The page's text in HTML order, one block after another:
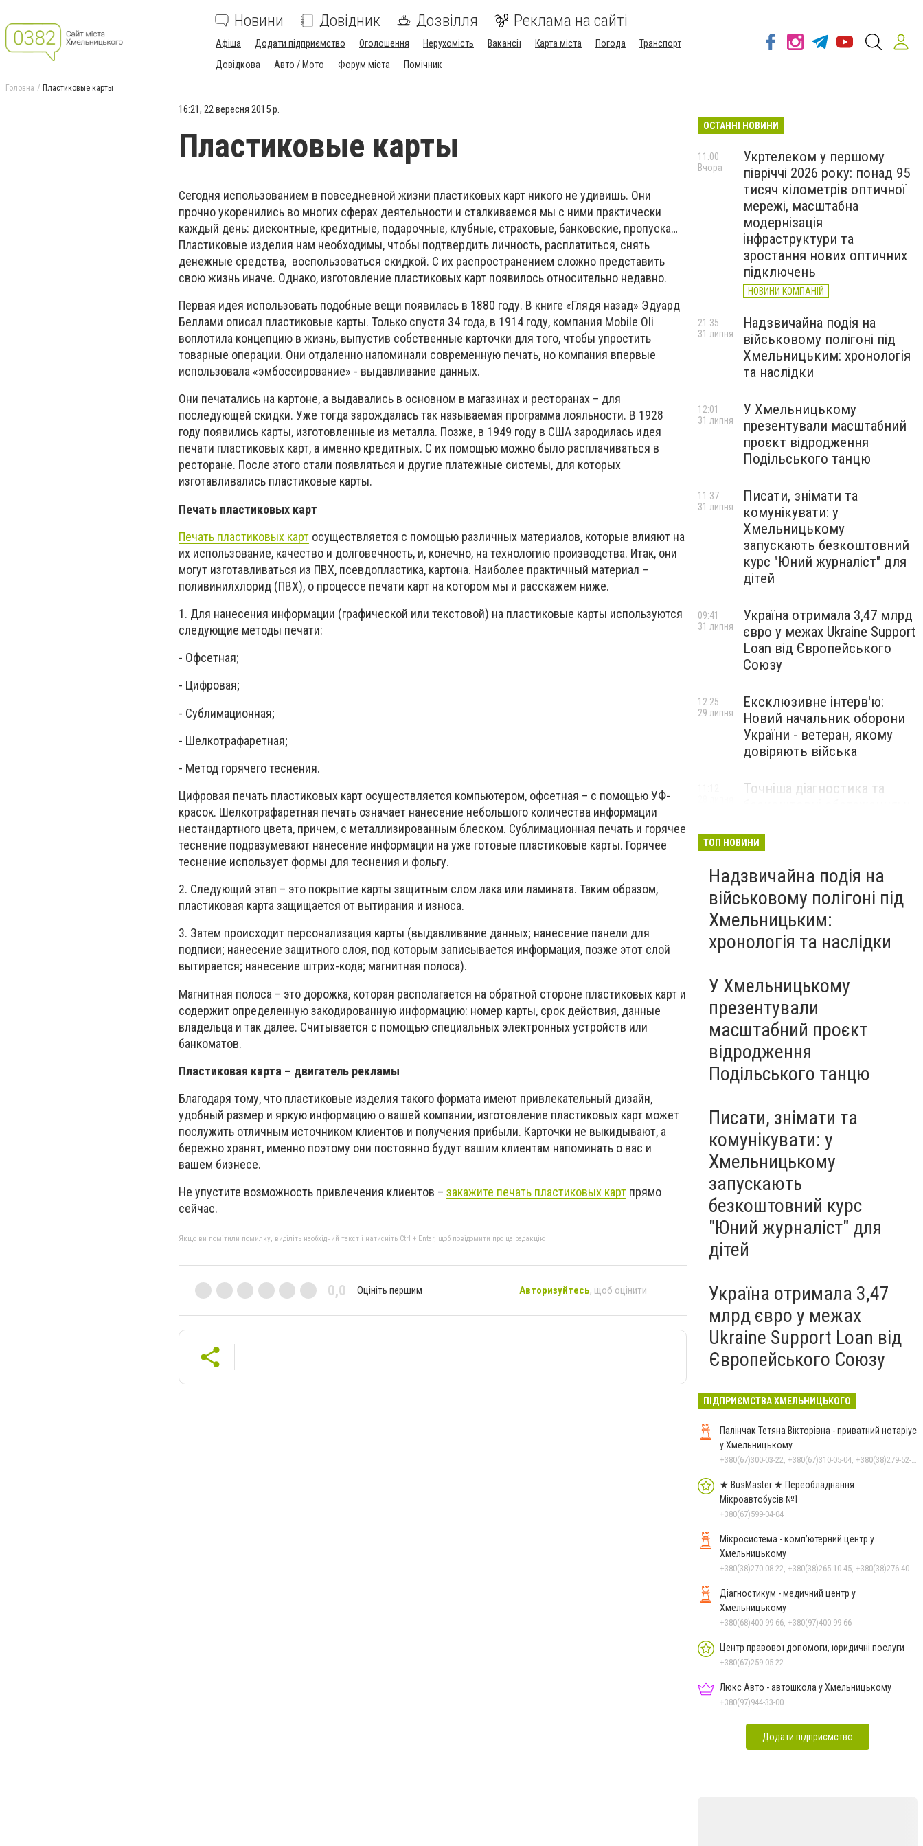
Новини Довідник Дозвілля Реклама на сайті
Афіша Додати підприємство Оголошення Нерухомість Вакансії Карта міста Погода
Транспорт
Довідкова
Авто / Мото Форум міста Помічник
Головна Пластиковые карты
16:21, 22 вересня 2015 р.
Пластиковые карты
Сегодня использованием в повседневной жизни пластиковых карт никого не удивишь. Они
прочно укоренились во многих сферах деятельности и сталкиваемся мы с ними практически
каждый день: дисконтные, кредитные, подарочные, клубные, страховые, банковские, пропуска…
Пластиковые изделия нам необходимы, чтобы подтвердить личность, расплатиться, снять
денежные средства, воспользоваться скидкой. С их распространением сложно представить
свою жизнь иначе. Однако, изготовление пластиковых карт появилось относительно недавно.
Первая идея использовать подобные вещи появилась в 1880 году. В книге «Глядя назад» Эдуард
Беллами описал пластиковые карты. Только спустя 34 года, в 1914 году, компания Mobile Oli
воплотила концепцию в жизнь, выпустив собственные карточки для того, чтобы упростить
товарные операции. Они отдаленно напоминали современную печать, но компания впервые
использовала «эмбоссирование» - выдавливание данных.
Они печатались на картоне, а выдавались в основном в магазинах и ресторанах – для
последующей скидки. Уже тогда зарождалась так называемая программа лояльности. В 1928
году появились карты, изготовленные из металла. Позже, в 1949 году в США зародилась идея
печати пластиковых карт, а именно кредитных. С их помощью можно было расплачиваться в
ресторане. После этого стали появляться и другие платежные системы, для которых
изготавливались пластиковые карты.
Печать пластиковых карт
Печать пластиковых карт осуществляется с помощью различных материалов, которые влияют на
их использование, качество и долговечность, и, конечно, на технологию производства. Итак, они
могут изготавливаться из ПВХ, псевдопластика, картона. Наиболее практичный материал –
поливинилхлорид (ПВХ), о процессе печати карт на котором мы и расскажем ниже.
1. Для нанесения информации (графической или текстовой) на пластиковые карты используются
следующие методы печати:
- Офсетная;
- Цифровая;
- Сублимационная;
- Шелкотрафаретная;
- Метод горячего теснения.
Цифровая печать пластиковых карт осуществляется компьютером, офсетная – с помощью УФ-
красок. Шелкотрафаретная печать означает нанесение небольшого количества информации
нестандартного цвета, причем, с металлизированным блеском. Сублимационная печать и горячее
теснение подразумевают нанесение информации на уже готовые пластиковые карты. Горячее
теснение использует формы для теснения и фольгу.
2. Следующий этап – это покрытие карты защитным слом лака или ламината. Таким образом,
пластиковая карта защищается от вытирания и износа.
3. Затем происходит персонализация карты (выдавливание данных; нанесение панели для
подписи; нанесение защитного слоя, под которым записывается информация, позже этот слой
вытирается; нанесение штрих-кода; магнитная полоса).
Магнитная полоса – это дорожка, которая располагается на обратной стороне пластиковых карт и
содержит определенную закодированную информацию: номер карты, срок действия, данные
владельца и так далее. Считывается с помощью специальных электронных устройств или
банкоматов.
Пластиковая карта – двигатель рекламы
Благодаря тому, что пластиковые изделия такого формата имеют привлекательный дизайн,
удобный размер и яркую информацию о вашей компании, изготовление пластиковых карт может
послужить отличным источником клиентов и получения прибыли. Карточки не выкидывают, а
бережно хранят, именно поэтому они постоянно будут вашим клиентам напоминать о вас и
вашем бизнесе.
Не упустите возможность привлечения клиентов – закажите печать пластиковых карт прямо
сейчас.
Якщо ви помітили помилку, виділіть необхідний текст і натисніть Ctrl + Enter, щоб повідомити про це редакцію
0,0 Оцініть першим Авторизуйтесь, щоб оцінити
ОСТАННІ НОВИНИ
Укртелеком у першому
півріччі 2026 року: понад 95
тисяч кілометрів оптичної
мережі, масштабна
модернізація
інфраструктури та
зростання нових оптичних
підключень
НОВИНИ КОМПАНІЙ
11:00
Вчора
Надзвичайна подія на
військовому полігоні під
Хмельницьким: хронологія
та наслідки
21:35
31 липня
У Хмельницькому
презентували масштабний
проєкт відродження
Подільського танцю
12:01
31 липня
Писати, знімати та
комунікувати: у
Хмельницькому
запускають безкоштовний
курс "Юний журналіст" для
дітей
11:37
31 липня
Україна отримала 3,47 млрд
євро у межах Ukraine Support
Loan від Європейського
Союзу
09:41
31 липня
Ексклюзивне інтерв'ю:
Новий начальник оборони
України - ветеран, якому
довіряють війська
12:25
29 липня
Точніша діагностика та
протипухлинному центрі
запрацював новий
томограф
Паперовий флот замість
Чорноморського: як реальні
втрати Росії перетворилися
на дитячу аплікацію
23:42
27 липня
ТОП НОВИНИ
Надзвичайна подія на
військовому полігоні під
Хмельницьким:
хронологія та наслідки
У Хмельницькому
презентували
масштабний проєкт
відродження
Подільського танцю
Писати, знімати та
комунікувати: у
Хмельницькому
запускають
безкоштовний курс
"Юний журналіст" для
дітей
Україна отримала 3,47
млрд євро у межах
Ukraine Support Loan від
Європейського Союзу
ПІДПРИЄМСТВА ХМЕЛЬНИЦЬКОГО
Палінчак Тетяна Вікторівна - приватний нотаріус
у Хмельницькому
+380(67)300-03-22, +380(67)310-05-04, +380(38)279-52-33
★ BusMaster ★ Переобладнання
Мікроавтобусів №1
+380(67)599-04-04
Мікросистема - комп’ютерний центр у
Хмельницькому
+380(38)270-08-22, +380(38)265-10-45, +380(38)276-40-56, +380(38)270-08-23
Діагностикум - медичний центр у
Хмельницькому
+380(68)400-99-66, +380(97)400-99-66
Центр правової допомоги, юридичні послуги
+380(67)259-05-22
Люкс Авто - автошкола у Хмельницькому
+380(97)944-33-00
Додати підприємство